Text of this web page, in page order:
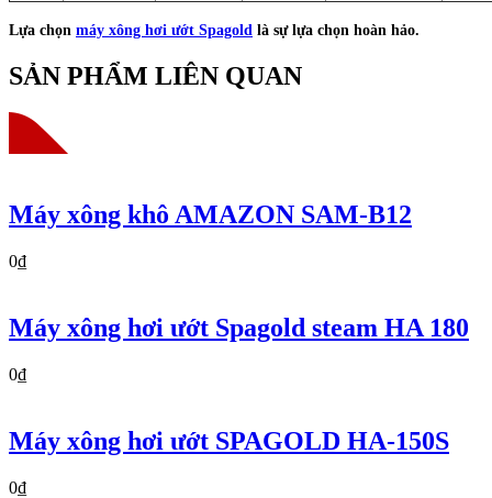
Lựa chọn máy xông hơi ướt Spagold là sự lựa chọn hoàn hảo.
SẢN PHẨM LIÊN QUAN
Máy xông khô AMAZON SAM-B12
0₫
Máy xông hơi ướt Spagold steam HA 180
0₫
Máy xông hơi ướt SPAGOLD HA-150S
0₫